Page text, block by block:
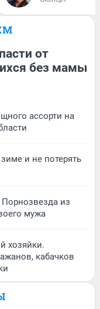
от
без мамы
ассорти на
и не потерять
из
мужа
хозяйки.
кабачков